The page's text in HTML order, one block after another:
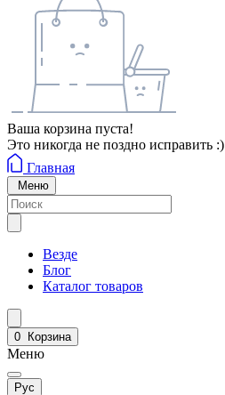
Ваша корзина пуста!
Это никогда не поздно исправить :)
Главная
Меню
Везде
Блог
Каталог товаров
0 Корзина
Меню
Рус